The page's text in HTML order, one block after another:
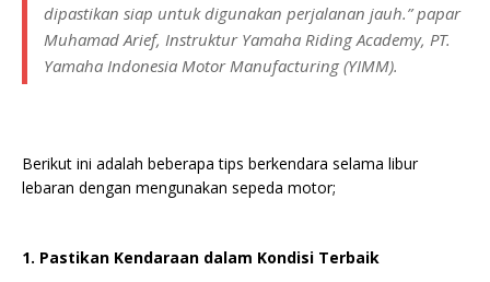
dipastikan siap untuk digunakan perjalanan jauh.” papar
Muhamad Arief, Instruktur Yamaha Riding Academy, PT.
Yamaha Indonesia Motor Manufacturing (YIMM).
Berikut ini adalah beberapa tips berkendara selama libur
lebaran dengan mengunakan sepeda motor;
1. Pastikan Kendaraan dalam Kondisi Terbaik